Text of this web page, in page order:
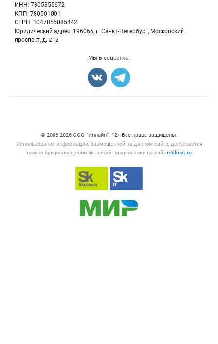
ИНН: 7805355672
КПП: 780501001
ОГРН: 1047855085442
Юридический адрес: 196066, г. Санкт-Петербург, Московский
проспект, д. 212
Мы в соцсетях:
© 2006‑2026 ООО “Инлайн”. 12+ Все права защищены.
Использование информации, размещенной на данном сайте, допускается
только при размещении активной гиперссылки на сайт milknet.ru